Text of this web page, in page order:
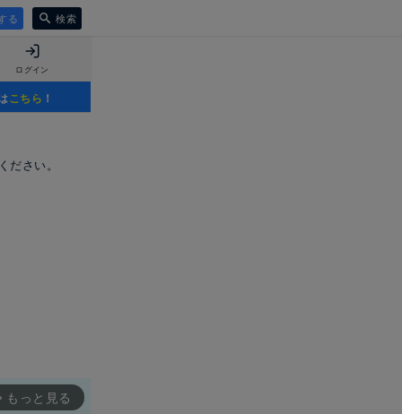
る 検索
ログイン
こちら ！
さい。
もっと見る